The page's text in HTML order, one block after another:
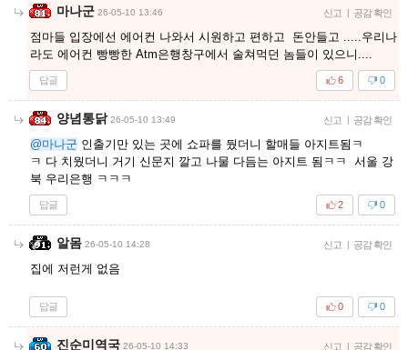
마나군 26-05-10 13:46 신고 | 공감 확인
점마들 입장에선 에어컨 나와서 시원하고 편하고 돈안들고 .....우리나
라도 에어컨 빵빵한 Atm은행창구에서 술쳐먹던 놈들이 있으니....
답글 0
6
양념통닭 26-05-10 13:49 신고 | 공감 확인
@마나군 인출기만 있는 곳에 쇼파를 뒀더니 할매들 아지트됨ㅋ
ㅋ 다 치웠더니 거기 신문지 깔고 나물 다듬는 아지트 됨ㅋㅋ 서울 강
북 우리은행 ㅋㅋㅋ
답글 0
2
알몸 26-05-10 14:28 신고 | 공감 확인
집에 저런게 없음
답글 0
0
진순미역국 26-05-10 14:33 신고 | 공감 확인